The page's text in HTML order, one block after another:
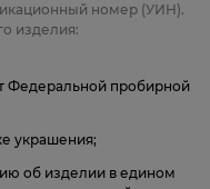
номер (УИН).
изделия:
Федеральной пробирной
украшения;
об изделии в едином